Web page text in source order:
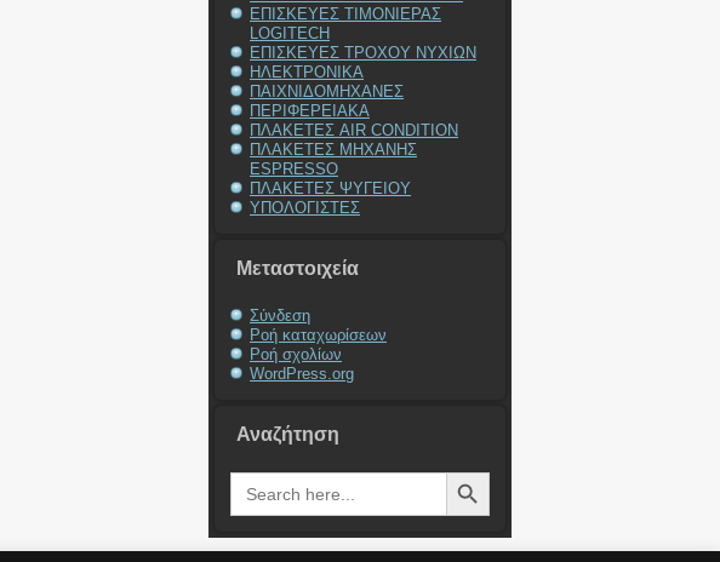
ΕΠΙΣΚΕΥΕΣ ΤΙΜΟΝΙΕΡΑΣ
LOGITECH
ΕΠΙΣΚΕΥΕΣ ΤΡΟΧΟΥ ΝΥΧΙΩΝ
ΗΛΕΚΤΡΟΝΙΚΑ
ΠΑΙΧΝΙΔΟΜΗΧΑΝΕΣ
ΠΕΡΙΦΕΡΕΙΑΚΑ
ΠΛΑΚΕΤΕΣ AIR CONDITION
ΠΛΑΚΕΤΕΣ ΜΗΧΑΝΗΣ
ESPRESSO
ΠΛΑΚΕΤΕΣ ΨΥΓΕΙΟΥ
ΥΠΟΛΟΓΙΣΤΕΣ
Μεταστοιχεία
Σύνδεση
Ροή καταχωρίσεων
Ροή σχολίων
WordPress.org
Αναζήτηση
Search
for:
Search Button